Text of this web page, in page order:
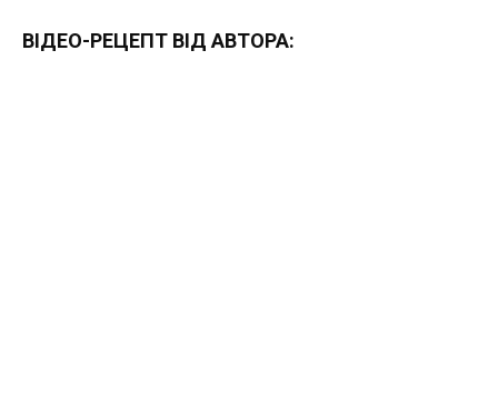
ВІДЕО-РЕЦЕПТ ВІД АВТОРА: